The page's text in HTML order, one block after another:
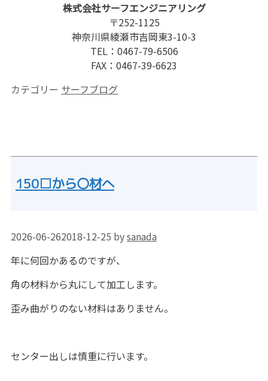
株式会社サーフエンジニアリング
〒252-1125
神奈川県綾瀬市吉岡東3-10-3
TEL：0467-79-6506
FAX：0467-39-6623
カテゴリー サーフブログ
150□から〇材へ
2026-06-262018-12-25 bysanada
年に何回かあるのですが、
角の材料から丸にして加工します。
歪み曲がりのない材料はありません。
センター出しは慎重に行います。